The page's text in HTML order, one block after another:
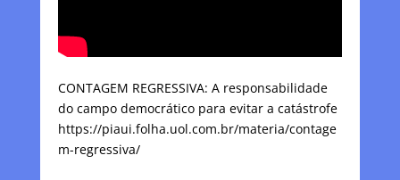
CONTAGEM REGRESSIVA: A responsabilidade
do campo democrático para evitar a catástrofe
https://piaui.folha.uol.com.br/materia/contage
m-regressiva/